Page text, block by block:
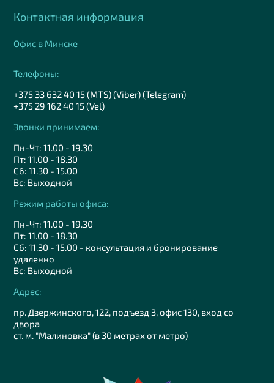
Контактная информация
Офис в Минске
Телефоны:
+375 33 632 40 15 (MTS) (Viber) (Telegram)
+375 29 162 40 15 (Vel)
Звонки принимаем:
Пн-Чт: 11.00 - 19.30
Пт: 11.00 - 18.30
Сб: 11.30 - 15.00
Вс: Выходной
Режим работы офиса:
Пн-Чт: 11.00 - 19.30
Пт: 11.00 - 18.30
Сб: 11.30 - 15.00 - консультация и бронирование
удаленно
Вс: Выходной
Адрес:
пр. Дзержинского, 122, подъезд 3, офис 130, вход со
двора
ст. м. "Малиновка" (в 30 метрах от метро)